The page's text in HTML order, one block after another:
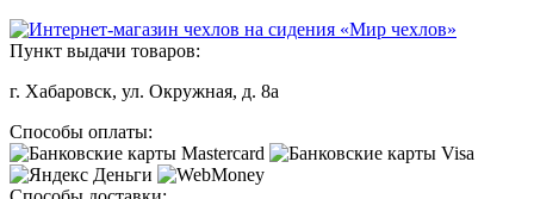
Пункт выдачи товаров:
г. Хабаровск, ул. Окружная, д. 8а
Способы оплаты: